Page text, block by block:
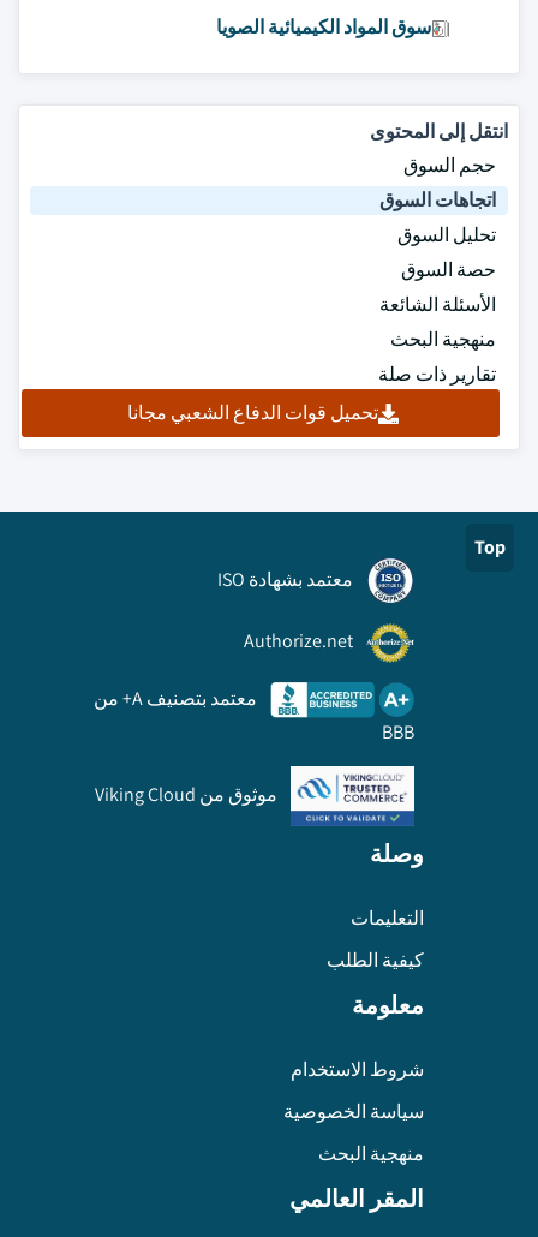
سوق المواد الكيميائية الصويا
انتقل إلى المحتوى
حجم السوق
اتجاهات السوق
تحليل السوق
حصة السوق
الأسئلة الشائعة
منهجية البحث
تقارير ذات صلة
تحميل قوات الدفاع الشعبي مجانا
Top
معتمد بشهادة ISO
Authorize.net
معتمد بتصنيف A+ من
BBB
موثوق من Viking Cloud
وصلة
التعليمات
كيفية الطلب
معلومة
شروط الاستخدام
سياسة الخصوصية
منهجية البحث
المقر العالمي